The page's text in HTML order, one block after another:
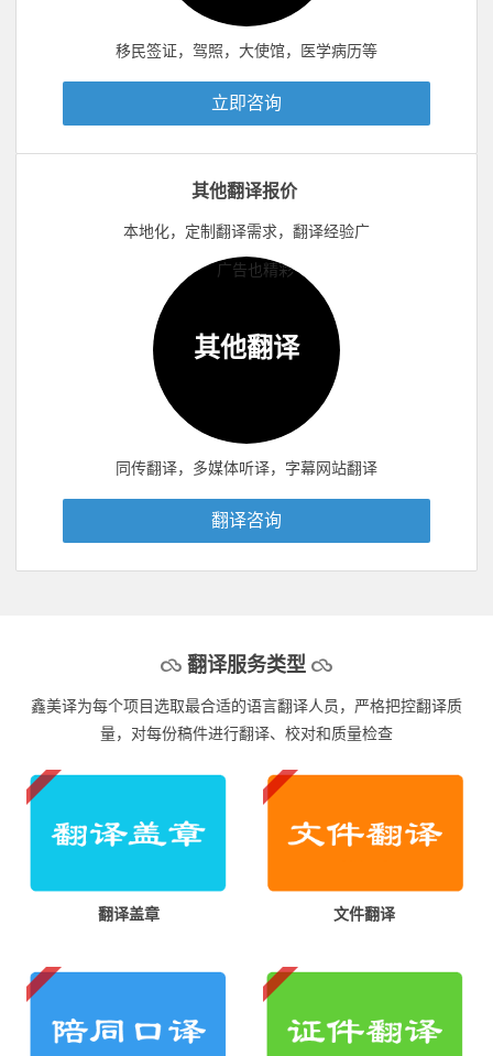
移民签证，驾照，大使馆，医学病历等
立即咨询
其他翻译报价
本地化，定制翻译需求，翻译经验广
其他翻译
同传翻译，多媒体听译，字幕网站翻译
翻译咨询
翻译服务类型
鑫美译为每个项目选取最合适的语言翻译人员，严格把控翻译质
量，对每份稿件进行翻译、校对和质量检查
翻译盖章 文件翻译